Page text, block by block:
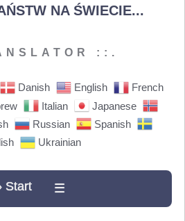
NA ŚWIECIE...
::.
Danish English
French
Italian
Japanese
Russian
Spanish
Ukrainian
Start ☰